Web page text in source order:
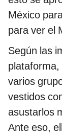
México
para ver el
Según las
varios
vestidos
asustarlos
Ante eso,